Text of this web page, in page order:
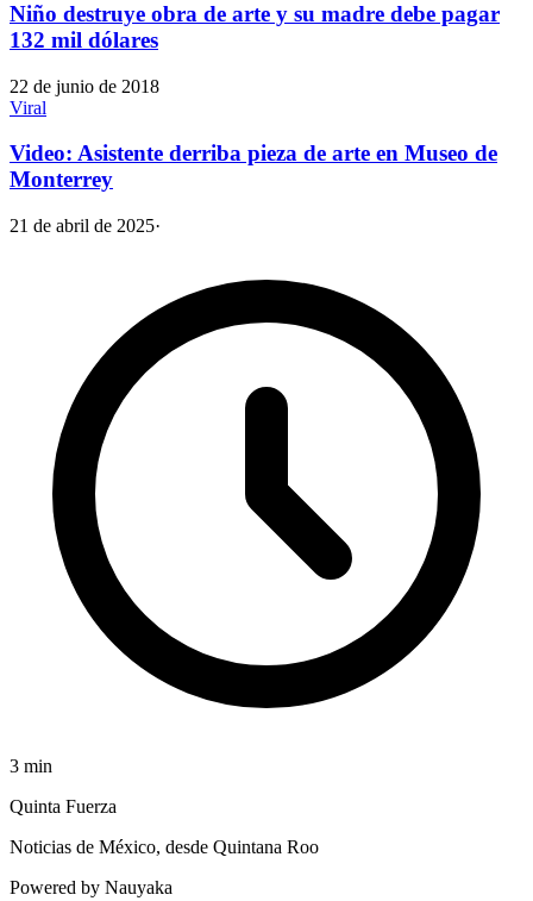
Niño destruye obra de arte y su madre debe pagar
132 mil dólares
22 de junio de 2018
Viral
Video: Asistente derriba pieza de arte en Museo de
Monterrey
21 de abril de 2025·
3 min
Quinta Fuerza
Noticias de México, desde Quintana Roo
Powered by Nauyaka